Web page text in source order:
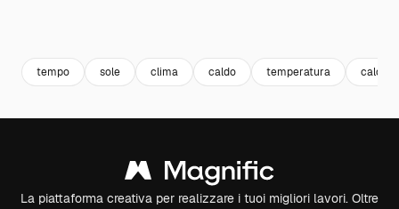
tempo sole clima caldo temperatura caldo
La piattaforma creativa per realizzare i tuoi migliori lavori. Oltre